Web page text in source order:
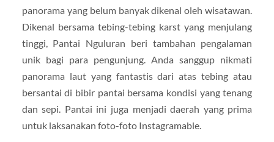
panorama yang belum banyak dikenal oleh wisatawan.
Dikenal bersama tebing-tebing karst yang menjulang
tinggi, Pantai Nguluran beri tambahan pengalaman
unik bagi para pengunjung. Anda sanggup nikmati
panorama laut yang fantastis dari atas tebing atau
bersantai di bibir pantai bersama kondisi yang tenang
dan sepi. Pantai ini juga menjadi daerah yang prima
untuk laksanakan foto-foto Instagramable.